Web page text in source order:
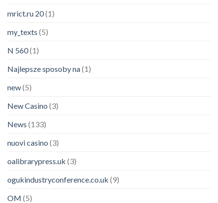
mrict.ru 20(1)
my_texts (5)
N 560(1)
Najlepsze sposoby na(1)
new(5)
New Casino (3)
News (133)
nuovi casino (3)
oalibrarypress.uk (3)
ogukindustryconference.co.uk (9)
OM (5)